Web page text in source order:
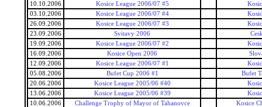
10.10.2006
Kosice League 2006/07 #5
03.10.2006
Kosice League 2006/07 #4
26.09.2006
Kosice League 2006/07 #3
23.09.2006
Svitavy 2006
19.09.2006
Kosice League 2006/07 #2
16.09.2006
Kosice Open 2006
12.09.2006
Kosice League 2006/07 #1
05.08.2006
Bufet Cup 2006 #1
Bufet
20.06.2006
Kosice League 2005/06 #40
13.06.2006
Kosice League 2005/06 #39
10.06.2006
Challenge Trophy of Mayor of Tahanovce
Kosice